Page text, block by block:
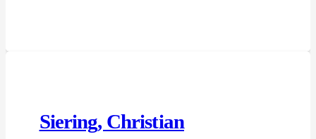
Siering, Christian